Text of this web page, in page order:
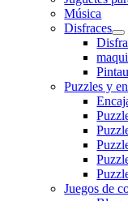
Música
Disfraces
Puzzles y
Juegos de